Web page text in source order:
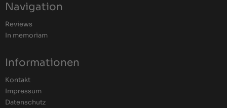
Navigation
Reviews
In memoriam
Informationen
Kontakt
Impressum
Datenschutz